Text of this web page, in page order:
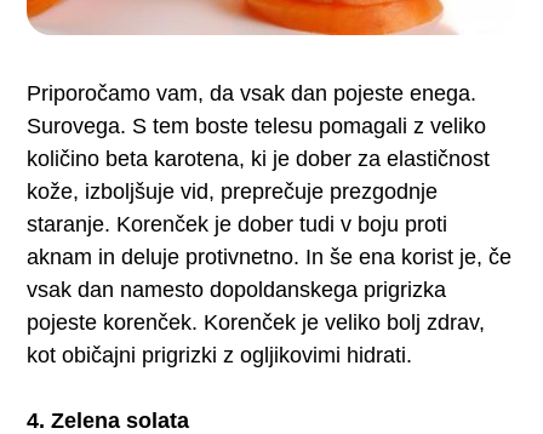
Priporočamo vam, da vsak dan pojeste enega.
Surovega. S tem boste telesu pomagali z veliko
količino beta karotena, ki je dober za elastičnost
kože, izboljšuje vid, preprečuje prezgodnje
staranje. Korenček je dober tudi v boju proti
aknam in deluje protivnetno. In še ena korist je, če
vsak dan namesto dopoldanskega prigrizka
pojeste korenček. Korenček je veliko bolj zdrav,
kot običajni prigrizki z ogljikovimi hidrati.
4. Zelena solata